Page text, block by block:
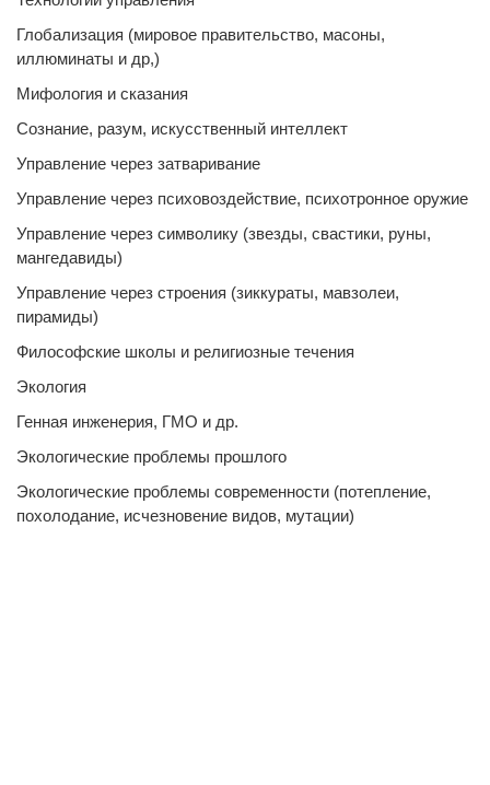
Глобализация (мировое правительство, масоны,
иллюминаты и др,)
Мифология и сказания
Сознание, разум, искусственный интеллект
Управление через затваривание
Управление через психовоздействие, психотронное оружие
Управление через символику (звезды, свастики, руны,
мангедавиды)
Управление через строения (зиккураты, мавзолеи,
пирамиды)
Философские школы и религиозные течения
Экология
Генная инженерия, ГМО и др.
Экологические проблемы прошлого
Экологические проблемы современности (потепление,
похолодание, исчезновение видов, мутации)